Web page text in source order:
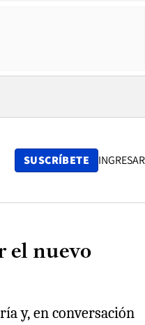
SUSCRÍBETE INGRESAR
el nuevo
y, en conversación